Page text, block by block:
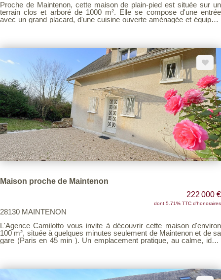
Proche de Maintenon, cette maison de plain-pied est située sur un
terrain clos et arboré de 1000 m². Elle se compose d'une entrée
avec un grand placard, d'une cuisine ouverte aménagée et équipée,
attenant avec un grenier au-dessus. DPE D. Assainissement
collectif, fenêtres en double vitrage, un poêle à bois performant.
Village avec écoles et commerces, idéal pour une vie familiale.
Maison proche de Maintenon
222 000 €
dont 5.71% TTC d'honoraires
28130 MAINTENON
L'Agence Camilotto vous invite à découvrir cette maison d'environ
100 m², située à quelques minutes seulement de Maintenon et de sa
gare (Paris en 45 min ). Un emplacement pratique, au calme, idéal
complète le niveau. À l'étage, vous trouverez trois chambres bien